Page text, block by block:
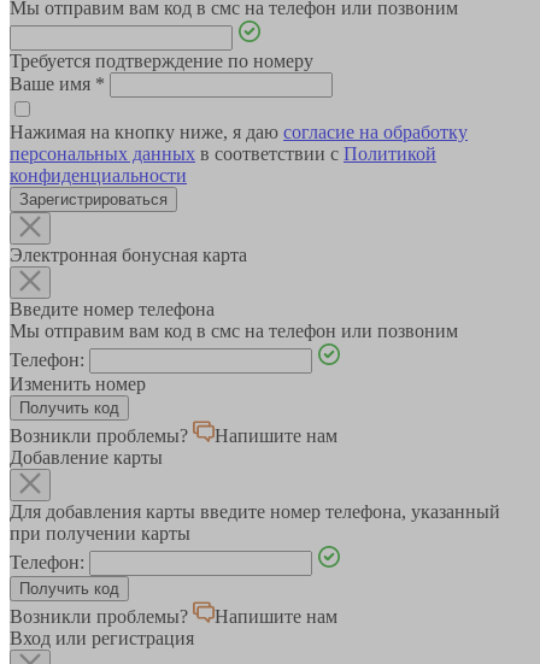
Мы отправим вам код в смс на телефон или позвоним
Требуется подтверждение по номеру
Ваше имя *
Нажимая на кнопку ниже, я даю согласие на обработку
персональных данных в соответствии с Политикой
конфиденциальности
Зарегистрироваться
Электронная бонусная карта
Введите номер телефона
Мы отправим вам код в смс на телефон или позвоним
Телефон:
Изменить номер
Возникли проблемы?
Напишите нам
Добавление карты
Для добавления карты введите номер телефона, указанный
при получении карты
Телефон:
Возникли проблемы?
Напишите нам
Вход или регистрация